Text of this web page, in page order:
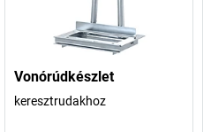
Vonórúdkészlet
keresztrudakhoz